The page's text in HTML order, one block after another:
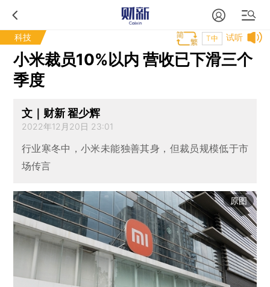
科技 试听
T中
小米裁员10%以内 营收已下滑三个
季度
文｜财新 翟少辉
2022年12月20日 23:01
行业寒冬中，小米未能独善其身，但裁员规模低于市
场传言
原图